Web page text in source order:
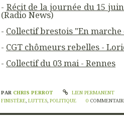
- Récit de la journée du 15
(Radio News)
- Collectif brestois "En
- CGT chômeurs rebelles -
- Collectif du 03 mai - Rennes
PAR CHRIS PERROT LIEN PERMANENT
FINISTÈRE, LUTTES, POLITIQUE 0